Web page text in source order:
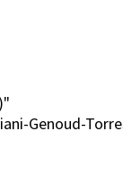
Genoud-